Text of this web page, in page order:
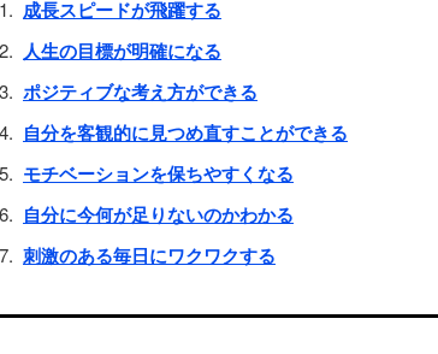
成長スピードが飛躍する
人生の目標が明確になる
ポジティブな考え方ができる
自分を客観的に見つめ直すことができる
モチベーションを保ちやすくなる
自分に今何が足りないのかわかる
刺激のある毎日にワクワクする